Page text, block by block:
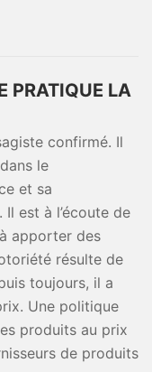
PRATIQUE LA
confirmé. Il
le
et sa
est à l’écoute de
apporter des
résulte de
toujours, il a
Une politique
produits au prix
de produits